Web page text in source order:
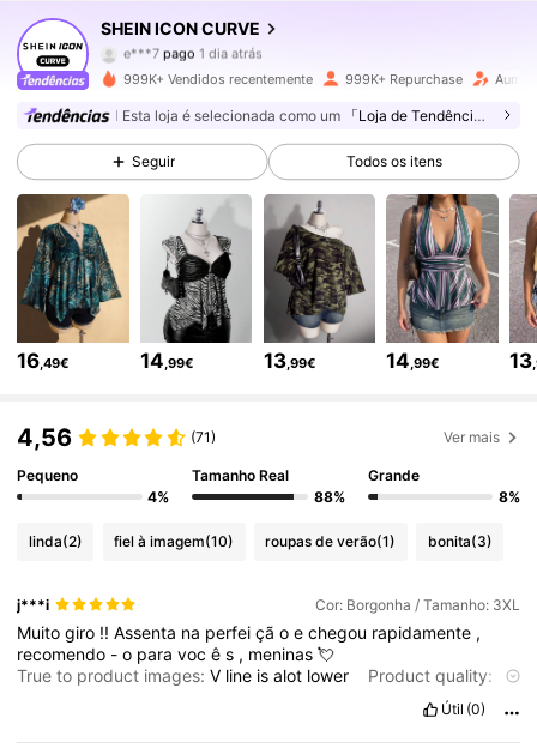
SHEIN ICON CURVE
4,81
400K Seguidores
e***7 pago 1 dia atrás
a***4 seguiu 30 minutos atrás
4,81 400K Seguidores
400K Seguidores
4,81 400K Seguidores
4,81 400K Seguidores
4,81 400K Seguidores
4,81 400K Seguidores
999K+ Vendidos recentemente 999K+ Repurchase
Esta loja é selecionada como um 「Loja de Tendências」
Seguir Todos os itens
16,49€ 14,99€ 13,99€ 14,99€ 13
4,56 (71) Ver mais
Pequeno
4%
Tamanho Real
88%
Grande
8%
linda(2) fiel à imagem(10) roupas de verão(1) bonita(3)
j***i Cor: Borgonha / Tamanho: 3XL
Muitogiro !!Assenta na perfeiçãoechegou rapidamente ,
recomendo -o paravocês , meninas💘
True to product images:V line isalot lower
Product quality:
Útil (0)